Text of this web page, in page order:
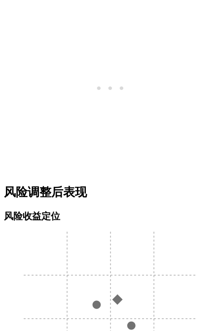
风险调整后表现
风险收益定位